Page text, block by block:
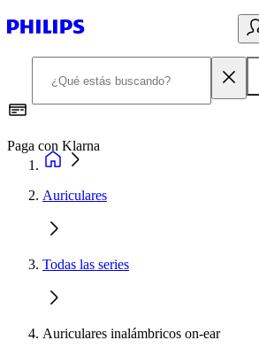
Paga con Klarna
Auriculares
Todas las series
Auriculares inalámbricos on-ear